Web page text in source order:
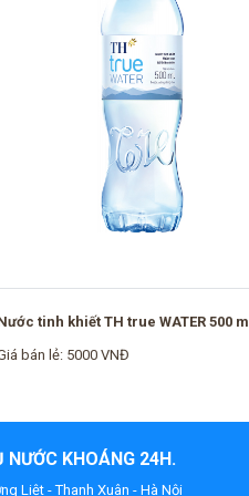
tinh khiết TH true WATER 500 ml
bán lẻ: 5000 VNĐ
NƯỚC KHOÁNG 24H.
Liệt - Thanh Xuân - Hà Nội